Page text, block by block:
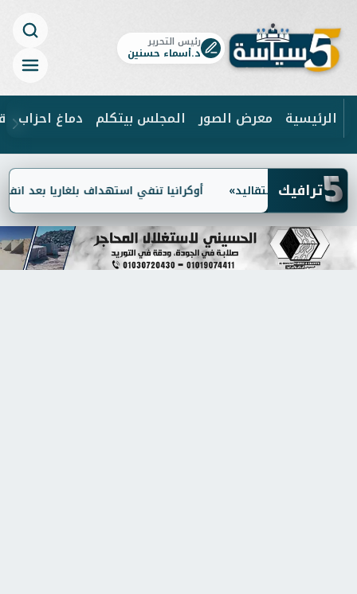
رئيس التحرير
د.أسماء حسنين
الرئيسية معرض الصور المجلس بيتكلم دماغ احزاب
ابحث 5ترافيك أوكرانيا تنفي استهداف بلغاريا بعد والتقاليد»